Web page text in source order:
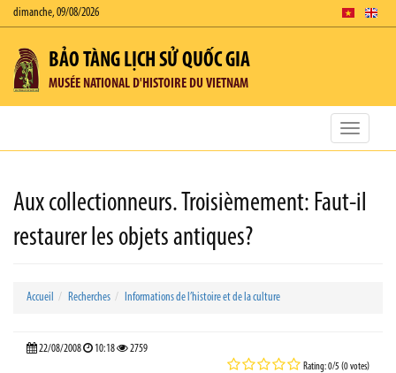
dimanche, 09/08/2026
BẢO TÀNG LỊCH SỬ QUỐC GIA
MUSÉE NATIONAL D'HISTOIRE DU VIETNAM
Toggle
Aux collectionneurs. Troisièmement: Faut-il
restaurer les objets antiques?
Accueil Recherches Informations de l’histoire et de la culture
22/08/2008 10:18 2759
Rating: 0/5 (0 votes)